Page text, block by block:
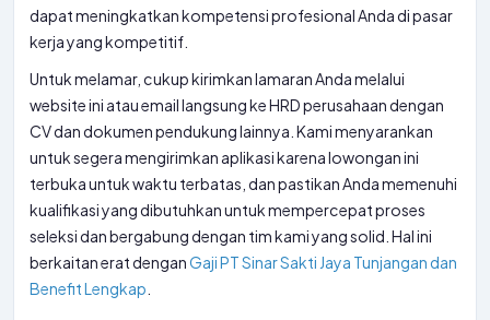
dapat meningkatkan kompetensi profesional Anda di pasar
kerja yang kompetitif.
Untuk melamar, cukup kirimkan lamaran Anda melalui
website ini atau email langsung ke HRD perusahaan dengan
CV dan dokumen pendukung lainnya. Kami menyarankan
untuk segera mengirimkan aplikasi karena lowongan ini
terbuka untuk waktu terbatas, dan pastikan Anda memenuhi
kualifikasi yang dibutuhkan untuk mempercepat proses
seleksi dan bergabung dengan tim kami yang solid. Hal ini
berkaitan erat denganGaji PT Sinar Sakti Jaya Tunjangan dan
Benefit Lengkap